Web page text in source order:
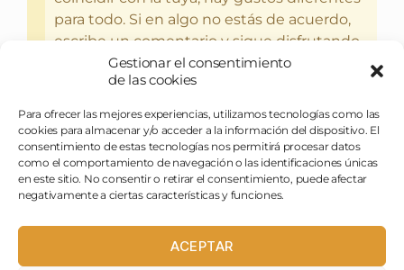
Gestionar el consentimiento
de las cookies
Para ofrecer las mejores experiencias, utilizamos tecnologías como las
cookies para almacenar y/o acceder a la información del dispositivo. El
consentimiento de estas tecnologías nos permitirá procesar datos
como el comportamiento de navegación o las identificaciones únicas
en este sitio. No consentir o retirar el consentimiento, puede afectar
negativamente a ciertas características y funciones.
ACEPTAR
para todo. Si en algo no estás de acuerdo,
escribe un comentario y sigue disfrutando
del bebercio y el glotoneo.